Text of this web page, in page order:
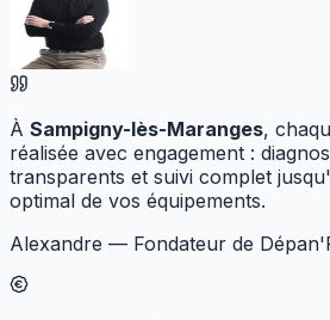
À Sampigny-lès-Maranges,
réalisée avec engagement :
transparents et suivi complet
optimal de vos équipements.
Alexandre — Fondateur de